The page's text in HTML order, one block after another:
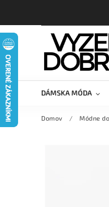
DÁMSKA MÓDA
Domov / Módne